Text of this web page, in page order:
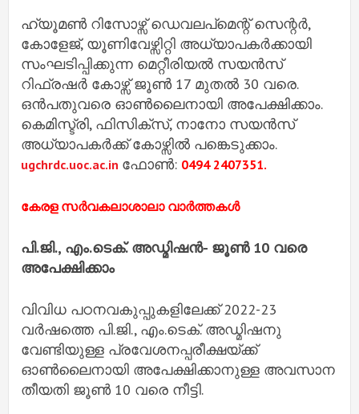
ഹ്യൂമൺ റിസോഴ്സ് ഡെവലപ്മെന്റ് സെന്റർ,
കോളേജ്, യൂണിവേഴ്സിറ്റി അധ്യാപകർക്കായി
സംഘടിപ്പിക്കുന്ന മെറ്റീരിയൽ സയൻസ്
റിഫ്രഷർ കോഴ്സ് ജൂൺ 17 മുതൽ 30 വരെ.
ഒൻപതുവരെ ഓൺലൈനായി അപേക്ഷിക്കാം.
കെമിസ്ട്രി, ഫിസിക്‌സ്‌, നാനോ സയൻസ്
അധ്യാപകർക്ക് കോഴ്സിൽ പങ്കെടുക്കാം.
ugchrdc.uoc.ac.in ഫോൺ: 0494 2407351.
കേരള സര്‍വകലാശാലാ വാര്‍ത്തകള്‍
പി.ജി., എം.ടെക്. അഡ്മിഷൻ- ജൂൺ 10 വരെ
അപേക്ഷിക്കാം
വിവിധ പഠനവകുപ്പുകളിലേക്ക് 2022-23
വർഷത്തെ പി.ജി., എം.ടെക്. അഡ്മിഷനു
വേണ്ടിയുള്ള പ്രവേശനപ്പരീക്ഷയ്ക്ക്
ഓൺലൈനായി അപേക്ഷിക്കാനുള്ള അവസാന
തീയതി ജൂൺ 10 വരെ നീട്ടി.